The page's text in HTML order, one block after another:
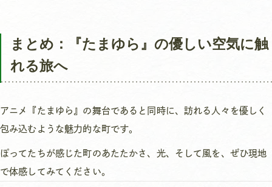
まとめ：『たまゆら』の優しい空気に触
れる旅へ
アニメ『たまゆら』の舞台であると同時に、訪れる人々を優しく
包み込むような魅力的な町です。
ぽってたちが感じた町のあたたかさ、光、そして風を、ぜひ現地
で体感してみてください。